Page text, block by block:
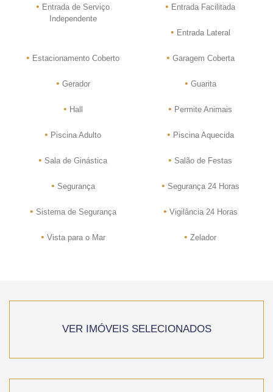
• Entrada de Serviço
Independente
• Entrada Facilitada
• Entrada Lateral
• Estacionamento Coberto • Garagem Coberta
• Gerador • Guarita
• Hall • Permite Animais
• Piscina Adulto • Piscina Aquecida
• Sala de Ginástica • Salão de Festas
• Segurança • Segurança 24 Horas
• Sistema de Segurança • Vigilância 24 Horas
• Vista para o Mar • Zelador
VER IMÓVEIS SELECIONADOS